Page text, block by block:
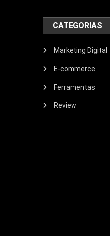
CATEGORIAS
Marketing Digital
E-commerce
Ferramentas
Review